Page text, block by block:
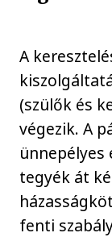
A
(szülők és
végezik. A
tegyék át
fenti